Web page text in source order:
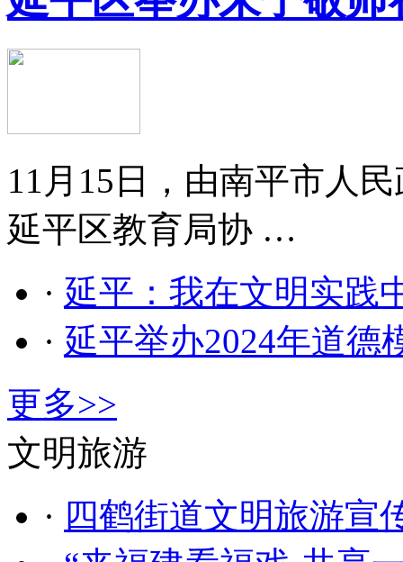
11月15日，由南平市人
延平区教育局协 …
· 延平：我在文明实践
· 延平举办2024年道德
更多>>
文明旅游
· 四鹤街道文明旅游宣